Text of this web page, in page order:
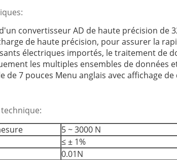
convertisseur AD de haute précision de
de haute précision, pour assurer la
électriques importés, le traitement de
les multiples ensembles de données
de 7 pouces Menu anglais avec affichage
5 ~ 3000 N
≤ ± 1%
0.01N